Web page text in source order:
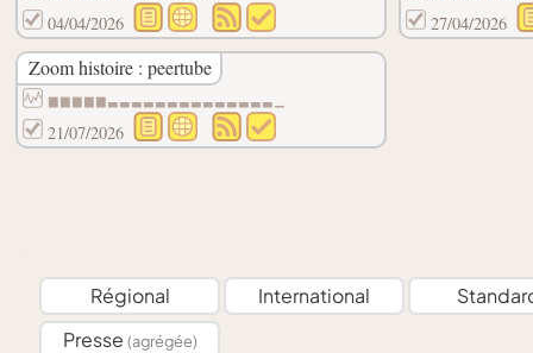
04/04/2026 27/04/2026
Zoom histoire : peertube
▆▆▆▆▆▃▃▃▃▃▃▃▃▃▃▃▃▃▃▁
21/07/2026
Régional International
Presse (agrégée)